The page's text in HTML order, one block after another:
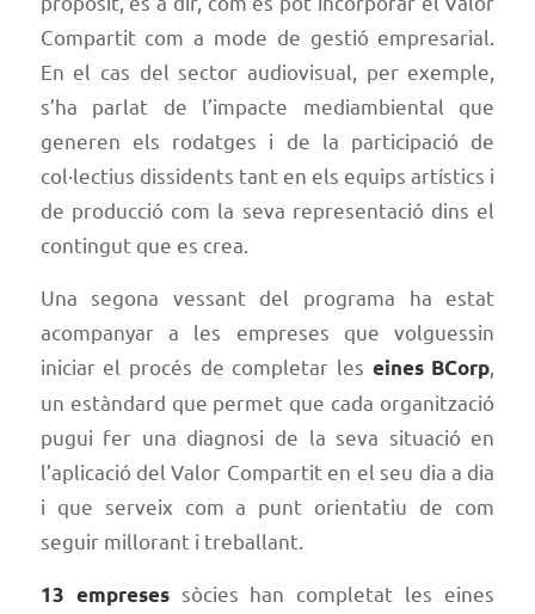
Compartit com a mode de gestió empresarial.
En el cas del sector audiovisual, per exemple,
s’ha parlat de l’impacte mediambiental que
generen els rodatges i de la participació de
col·lectius dissidents tant en els equips artístics i
de producció com la seva representació dins el
contingut que es crea.
Una segona vessant del programa ha estat
acompanyar a les empreses que volguessin
iniciar el procés de completar les eines BCorp
un estàndard que permet que cada organització
pugui fer una diagnosi de la seva situació en
l’aplicació del Valor Compartit en el seu dia a dia
i que serveix com a punt orientatiu de com
seguir millorant i treballant.
13 empresessòcies han completat les eines